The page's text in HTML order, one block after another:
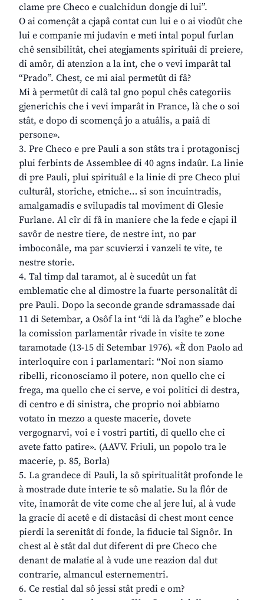
clame pre Checo e cualchidun dongje di lui”.
O ai començât a cjapâ contat cun lui e o ai viodût che
lui e companie mi judavin e meti intal popul furlan
chê sensibilitât, chei ategjaments spirituâi di preiere,
di amôr, di atenzion a la int, che o vevi imparât tal
“Prado”. Chest, ce mi aial permetût di fâ?
Mi à permetût di calâ tal gno popul chês categoriis
gjenerichis che i vevi imparât in France, là che o soi
stât, e dopo di scomençâ jo a atuâlis, a paiâ di
persone».
3. Pre Checo e pre Pauli a son stâts tra i protagoniscj
plui ferbints de Assemblee di 40 agns indaûr. La linie
di pre Pauli, plui spirituâl e la linie di pre Checo plui
culturâl, storiche, etniche… si son incuintradis,
amalgamadis e svilupadis tal moviment di Glesie
Furlane. Al cîr di fâ in maniere che la fede e cjapi il
savôr de nestre tiere, de nestre int, no par
imboconâle, ma par scuvierzi i vanzeli te vite, te
nestre storie.
4. Tal timp dal taramot, al è sucedût un fat
emblematic che al dimostre la fuarte personalitât di
pre Pauli. Dopo la seconde grande sdramassade dai
11 di Setembar, a Osôf la int “di là da l’aghe” e bloche
la comission parlamentâr rivade in visite te zone
taramotade (13-15 di Setembar 1976). «È don Paolo ad
interloquire con i parlamentari: “Noi non siamo
ribelli, riconosciamo il potere, non quello che ci
frega, ma quello che ci serve, e voi politici di destra,
di centro e di sinistra, che proprio noi abbiamo
votato in mezzo a queste macerie, dovete
vergognarvi, voi e i vostri partiti, di quello che ci
avete fatto patire». (AAVV. Friuli, un popolo tra le
macerie, p. 85, Borla)
5. La grandece di Pauli, la sô spiritualitât profonde le
à mostrade dute interie te sô malatie. Su la flôr de
vite, inamorât de vite come che al jere lui, al à vude
la gracie di acetê e di distacâsi di chest mont cence
pierdi la serenitât di fonde, la fiducie tal Signôr. In
chest al è stât dal dut diferent di pre Checo che
denant de malatie al à vude une reazion dal dut
contrarie, almancul esternementri.
6. Ce restial dal sô jessi stât predi e om?